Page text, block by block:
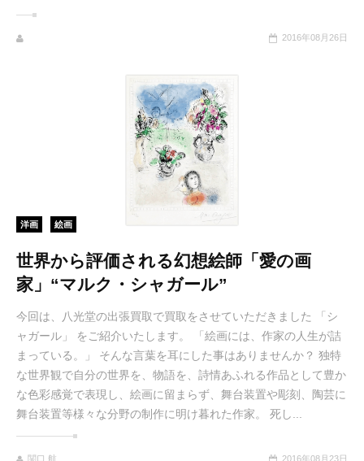
2016年08月26日
洋画 絵画
世界から評価される幻想絵師「愛の画
家」“マルク・シャガール”
今回は、八光堂の出張買取で買取をさせていただきました 「シ
ャガール」 をご紹介いたします。 「絵画には、作家の人生が詰
まっている。」 そんな言葉を耳にした事はありませんか？ 独特
な世界観で自分の世界を、物語を、詩情あふれる作品として豊か
な色彩感覚で表現し、絵画に留まらず、舞台装置や彫刻、陶芸に
舞台装置等様々な分野の制作に明け暮れた作家。 死し...
関口 航 2016年08月23日